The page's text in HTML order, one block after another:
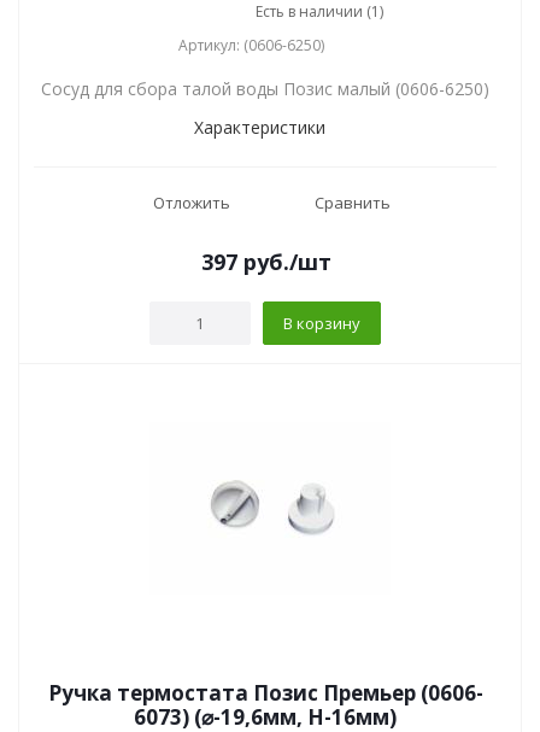
Есть в наличии (1)
Артикул: (0606-6250)
Сосуд для сбора талой воды Позис малый (0606-6250)
Характеристики
Отложить Сравнить
397руб./шт
В корзину
Ручка термостата Позис Премьер (0606-
6073) (⌀-19,6мм, Н-16мм)